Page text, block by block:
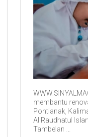
membantu
Pontianak,
Al Raudhatul
Tambelan ...